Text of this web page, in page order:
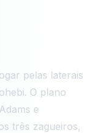
pelas laterais
O plano
e
três zagueiros,